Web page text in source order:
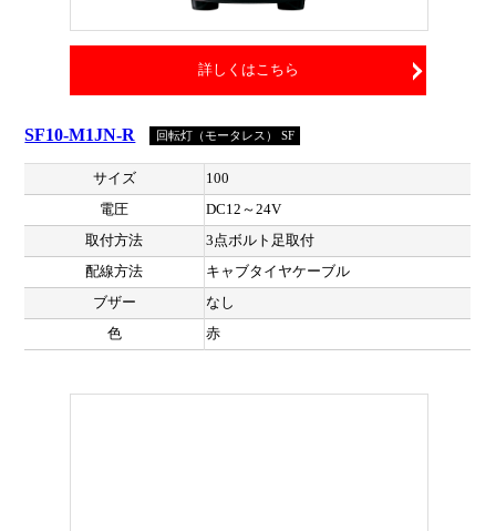
詳しくはこちら
SF10-M1JN-R 回転灯（モータレス） SF
サイズ
100
電圧
DC12～24V
取付方法
3点ボルト足取付
配線方法
キャブタイヤケーブル
ブザー
なし
色
赤